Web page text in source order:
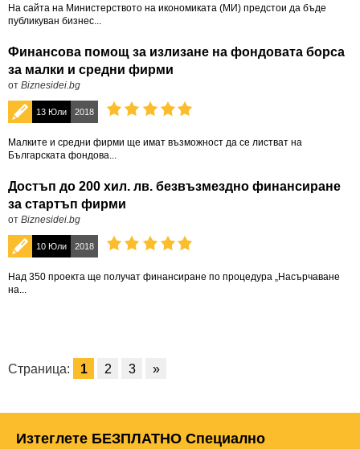
На сайта на Министерството на икономиката (МИ) предстои да бъде
публикуван бизнес...
Финансова помощ за излизане на фондовата борса
за малки и средни фирми
от Biznesidei.bg
13 Юли 2018
Малките и средни фирми ще имат възможност да се листват на
Българската фондова...
Достъп до 200 хил. лв. безвъзмездно финансиране
за стартъп фирми
от Biznesidei.bg
10 Юли 2018
Над 350 проекта ще получат финансиране по процедура „Насърчаване
на...
Страница: 1 2 3 »
Изтеглете БЕЗПЛАТНО Специално